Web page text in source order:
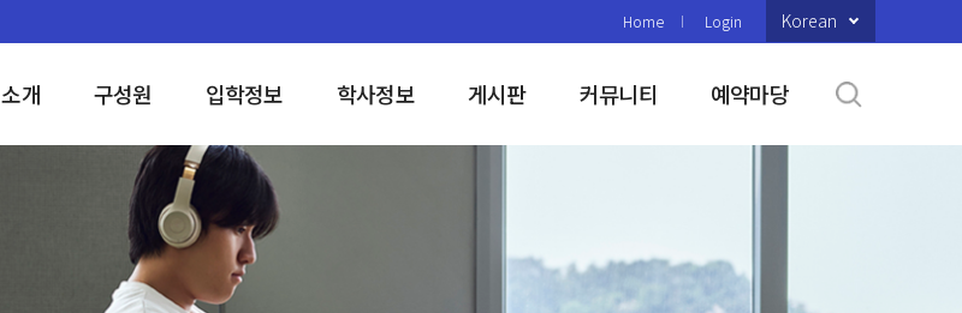
Home Login Korean
소개 구성원 입학정보 학사정보 게시판 커뮤니티 예약마당